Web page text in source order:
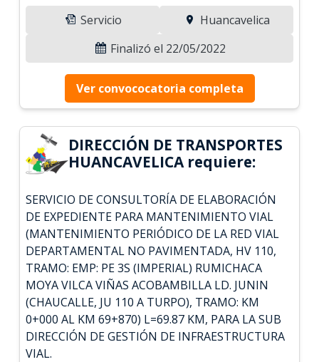
Servicio
Huancavelica
Finalizó el 22/05/2022
Ver convococatoria completa
DIRECCIÓN DE TRANSPORTES
HUANCAVELICA requiere:
SERVICIO DE CONSULTORÍA DE ELABORACIÓN
DE EXPEDIENTE PARA MANTENIMIENTO VIAL
(MANTENIMIENTO PERIÓDICO DE LA RED VIAL
DEPARTAMENTAL NO PAVIMENTADA, HV 110,
TRAMO: EMP: PE 3S (IMPERIAL) RUMICHACA
MOYA VILCA VIÑAS ACOBAMBILLA LD. JUNIN
(CHAUCALLE, JU 110 A TURPO), TRAMO: KM
0+000 AL KM 69+870) L=69.87 KM, PARA LA SUB
DIRECCIÓN DE GESTIÓN DE INFRAESTRUCTURA
VIAL.